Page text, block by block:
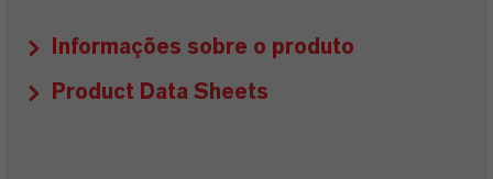
Informações sobre o produto
Product Data Sheets